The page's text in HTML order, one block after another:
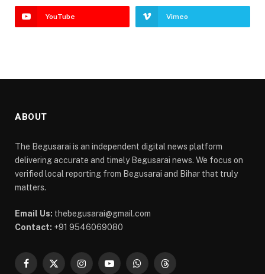
YouTube Vimeo
ABOUT
The Begusarai is an independent digital news platform
delivering accurate and timely Begusarai news. We focus on
verified local reporting from Begusarai and Bihar that truly
matters.
Email Us: thebegusarai@gmail.com
Contact: +91 9546069080
Facebook
X
InstagramYouTubeWhatsAppThreads